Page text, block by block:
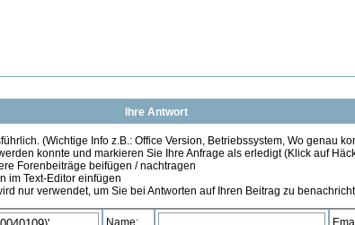
Ihre Antwort
(Wichtige Info z.B.: Office Version, Betriebssystem, Wo genau
konnte und markieren Sie Ihre Anfrage als erledigt (Klick auf
Forenbeiträge beifügen / nachtragen
im Text-Editor einfügen
nur verwendet, um Sie bei Antworten auf Ihren Beitrag zu
Name: